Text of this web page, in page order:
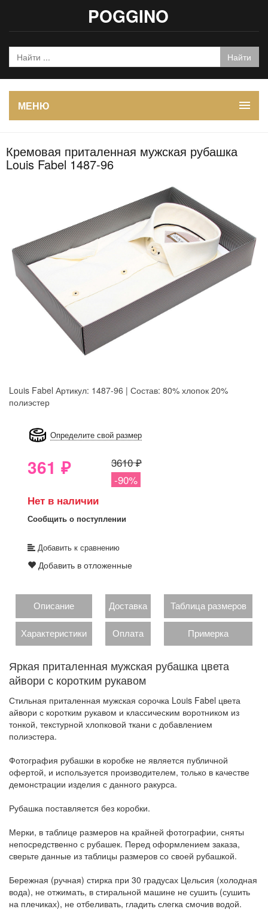
POGGINO
МЕНЮ
Кремовая приталенная мужская рубашка
Louis Fabel 1487-96
Louis Fabel Артикул: 1487-96 | Состав: 80% хлопок 20%
полиэстер
Определите свой размер
361 ₽
3610 ₽
-90%
Нет в наличии
Сообщить о поступлении
Добавить к сравнению
Добавить в отложенные
Описание Доставка Таблица размеров
Характеристики Оплата Примерка
Яркая приталенная мужская рубашка цвета
айвори с коротким рукавом
Стильная приталенная мужская сорочка Louis Fabel цвета
айвори с коротким рукавом и классическим воротником из
тонкой, текстурной хлопковой ткани с добавлением
полиэстера.
Фотография рубашки в коробке не является публичной
офертой, и используется производителем, только в качестве
демонстрации изделия с данного ракурса.
Рубашка поставляется без коробки.
Мерки, в таблице размеров на крайней фотографии, сняты
непосредственно с рубашек. Перед оформлением заказа,
сверьте данные из таблицы размеров со своей рубашкой.
Бережная (ручная) стирка при 30 градусах Цельсия (холодная
вода), не отжимать, в стиральной машине не сушить (сушить
на плечиках), не отбеливать, гладить слегка смочив водой.